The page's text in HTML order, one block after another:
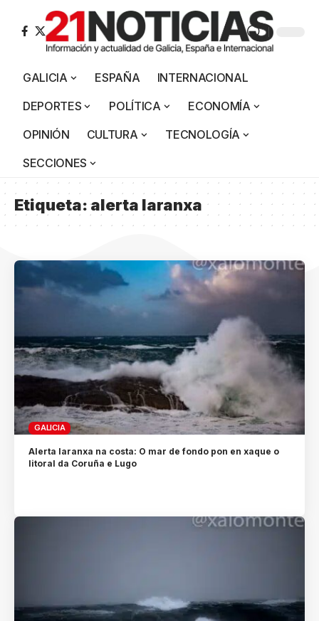
GALICIA ESPAÑA
INTERNACIONAL
DEPORTES
POLÍTICA
ECONOMÍA
OPINIÓN
CULTURA
TECNOLOGÍA
SECCIONES
Etiqueta:alerta laranxa
GALICIA
Alerta laranxa na costa: O mar de fondo pon en xaque o
litoral da Coruña e Lugo